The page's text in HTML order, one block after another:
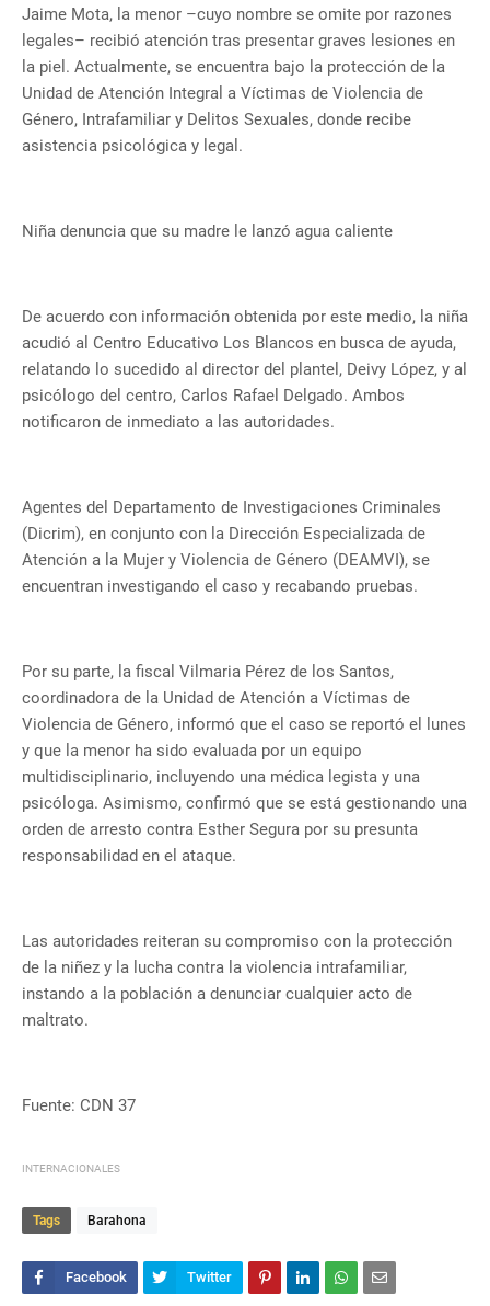
Jaime Mota, la menor –cuyo nombre se omite por razones
legales– recibió atención tras presentar graves lesiones en
la piel. Actualmente, se encuentra bajo la protección de la
Unidad de Atención Integral a Víctimas de Violencia de
Género, Intrafamiliar y Delitos Sexuales, donde recibe
asistencia psicológica y legal.
Niña denuncia que su madre le lanzó agua caliente
De acuerdo con información obtenida por este medio, la niña
acudió al Centro Educativo Los Blancos en busca de ayuda,
relatando lo sucedido al director del plantel, Deivy López, y al
psicólogo del centro, Carlos Rafael Delgado. Ambos
notificaron de inmediato a las autoridades.
Agentes del Departamento de Investigaciones Criminales
(Dicrim), en conjunto con la Dirección Especializada de
Atención a la Mujer y Violencia de Género (DEAMVI), se
encuentran investigando el caso y recabando pruebas.
Por su parte, la fiscal Vilmaria Pérez de los Santos,
coordinadora de la Unidad de Atención a Víctimas de
Violencia de Género, informó que el caso se reportó el lunes
y que la menor ha sido evaluada por un equipo
multidisciplinario, incluyendo una médica legista y una
psicóloga. Asimismo, confirmó que se está gestionando una
orden de arresto contra Esther Segura por su presunta
responsabilidad en el ataque.
Las autoridades reiteran su compromiso con la protección
de la niñez y la lucha contra la violencia intrafamiliar,
instando a la población a denunciar cualquier acto de
maltrato.
Fuente: CDN 37
INTERNACIONALES
Tags Barahona